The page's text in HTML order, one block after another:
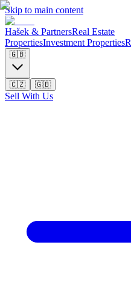
Skip to main content
Hašek & PartnersReal Estate
PropertiesInvestment Properties
🇬🇧
🇨🇿 🇬🇧
Sell With Us